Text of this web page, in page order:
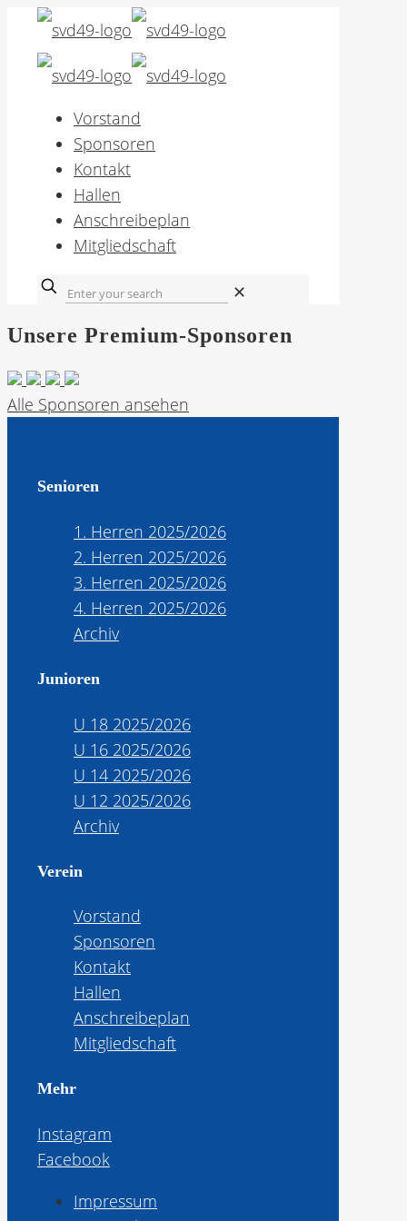
Vorstand
Sponsoren
Kontakt
Hallen
Anschreibeplan
Mitgliedschaft
✕
Unsere Premium-Sponsoren
Alle Sponsoren ansehen
Senioren
1. Herren 2025/2026
2. Herren 2025/2026
3. Herren 2025/2026
4. Herren 2025/2026
Archiv
Junioren
U 18 2025/2026
U 16 2025/2026
U 14 2025/2026
U 12 2025/2026
Archiv
Verein
Vorstand
Sponsoren
Kontakt
Hallen
Anschreibeplan
Mitgliedschaft
Mehr
Instagram
Facebook
Impressum